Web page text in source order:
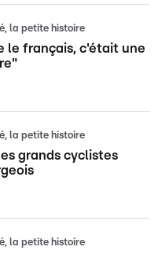
la petite histoire
le français, c'était une
la petite histoire
grands cyclistes
la petite histoire